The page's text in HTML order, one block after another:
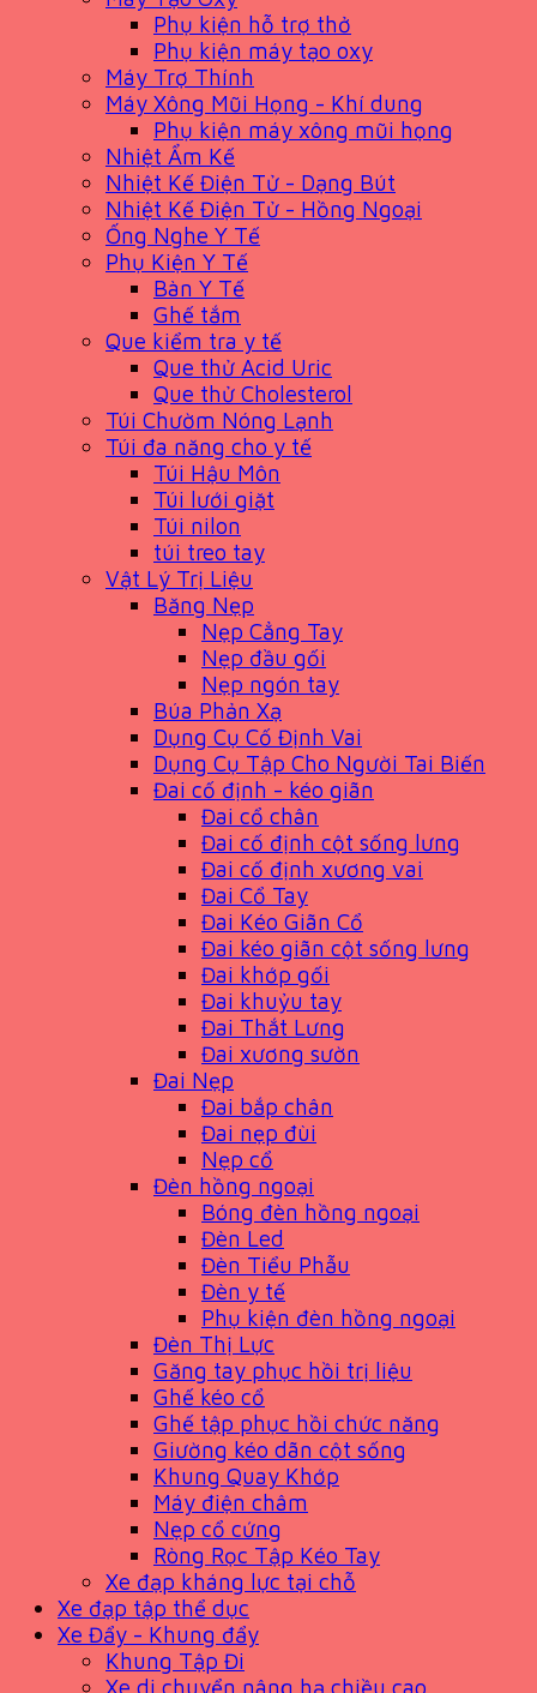
Phụ kiện hỗ trợ thở
Phụ kiện máy tạo oxy
Máy Trợ Thính
Máy Xông Mũi Họng - Khí dung
Phụ kiện máy xông mũi họng
Nhiệt Ẩm Kế
Nhiệt Kế Điện Tử - Dạng Bút
Nhiệt Kế Điện Tử - Hồng Ngoại
Ống Nghe Y Tế
Phụ Kiện Y Tế
Bàn Y Tế
Ghế tắm
Que kiểm tra y tế
Que thử Acid Uric
Que thử Cholesterol
Túi Chườm Nóng Lạnh
Túi đa năng cho y tế
Túi Hậu Môn
Túi lưới giặt
Túi nilon
túi treo tay
Vật Lý Trị Liệu
Băng Nẹp
Nẹp Cẳng Tay
Nẹp đầu gối
Nẹp ngón tay
Búa Phản Xạ
Dụng Cụ Cố Định Vai
Dụng Cụ Tập Cho Người Tai Biến
Đai cố định - kéo giãn
Đai cổ chân
Đai cố định cột sống lưng
Đai cố định xương vai
Đai Cổ Tay
Đai Kéo Giãn Cổ
Đai kéo giãn cột sống lưng
Đai khớp gối
Đai khuỷu tay
Đai Thắt Lưng
Đai xương sườn
Đai Nẹp
Đai bắp chân
Đai nẹp đùi
Nẹp cổ
Đèn hồng ngoại
Bóng đèn hồng ngoại
Đèn Led
Đèn Tiểu Phẫu
Đèn y tế
Phụ kiện đèn hồng ngoại
Đèn Thị Lực
Găng tay phục hồi trị liệu
Ghế kéo cổ
Ghế tập phục hồi chức năng
Giường kéo dãn cột sống
Khung Quay Khớp
Máy điện châm
Nẹp cổ cứng
Ròng Rọc Tập Kéo Tay
Xe đạp kháng lực tại chỗ
Xe đạp tập thể dục
Xe Đẩy - Khung đẩy
Khung Tập Đi
Xe di chuyển nâng hạ chiều cao